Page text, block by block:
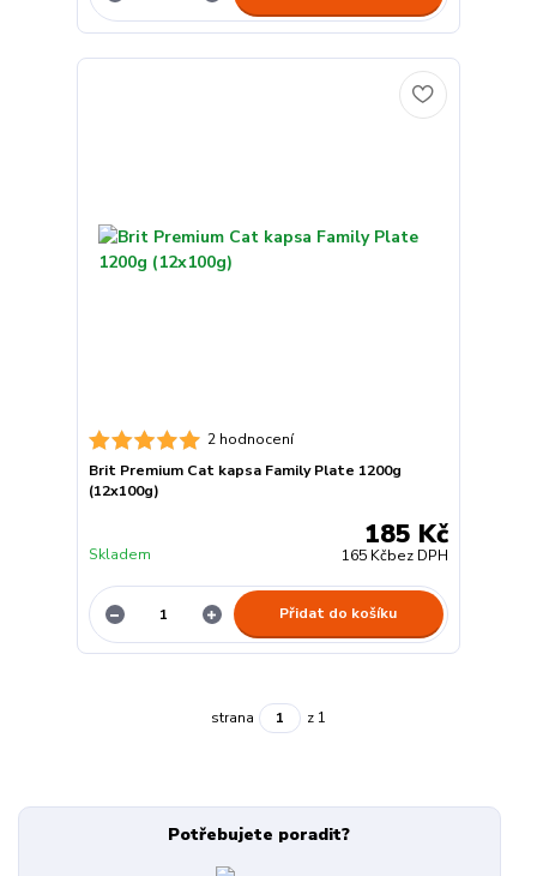
2 hodnocení
Brit Premium Cat kapsa Family Plate 1200g
(12x100g)
185 Kč
165 Kčbez DPH
Skladem
Přidat do košíku
strana z 1
Potřebujete poradit?